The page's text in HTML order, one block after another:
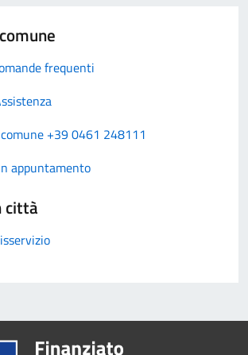
frequenti
+39 0461 248111
appuntamento
città